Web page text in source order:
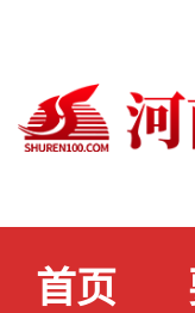
首页